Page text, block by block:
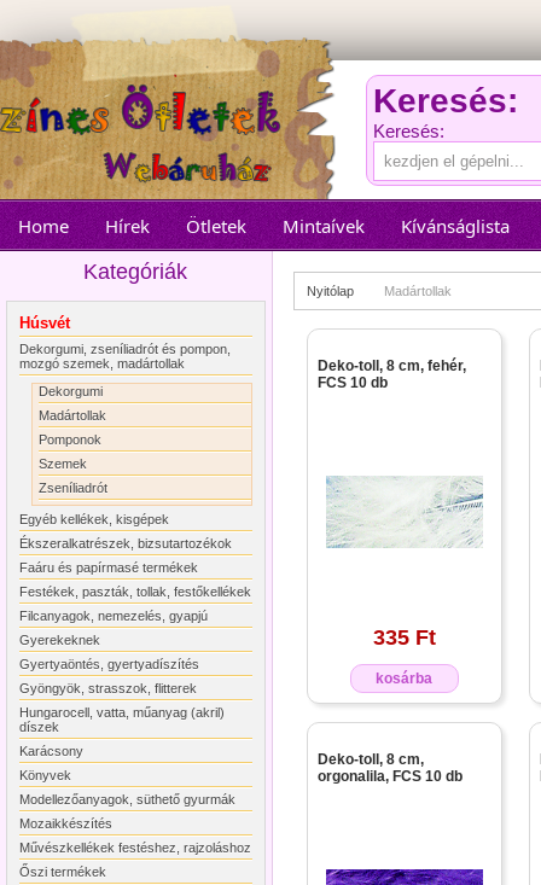
Keresés:
Keresés:
Home Hírek Ötletek Mintaívek
Kívánságlista
Kategóriák
Húsvét
Dekorgumi, zseníliadrót és pompon,
mozgó szemek, madártollak
Dekorgumi
Madártollak
Pomponok
Szemek
Zseníliadrót
Egyéb kellékek, kisgépek
Ékszeralkatrészek, bizsutartozékok
Faáru és papírmasé termékek
Festékek, paszták, tollak, festőkellékek
Filcanyagok, nemezelés, gyapjú
Gyerekeknek
Gyertyaöntés, gyertyadíszítés
Gyöngyök, strasszok, flitterek
Hungarocell, vatta, műanyag (akril)
díszek
Karácsony
Könyvek
Modellezőanyagok, süthető gyurmák
Mozaikkészítés
Művészkellékek festéshez, rajzoláshoz
Őszi termékek
Nyitólap Madártollak
Deko-toll, 8 cm, fehér,
FCS 10 db
335 Ft
kosárba
Deko-toll, 8 cm,
orgonalila, FCS 10 db